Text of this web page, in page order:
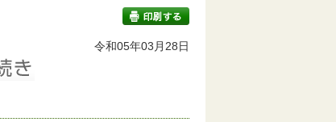
令和05年03月28日